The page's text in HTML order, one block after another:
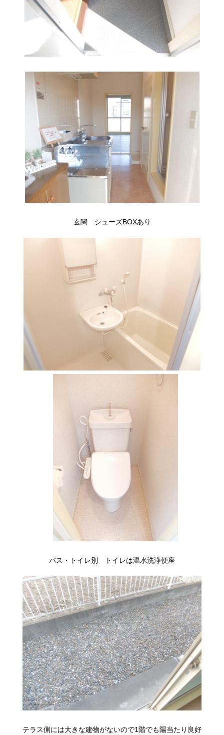
玄関 シューズBOXあり
バス・トイレ別 トイレは温水洗浄便座
テラス側には大きな建物がないので1階でも陽当たり良好